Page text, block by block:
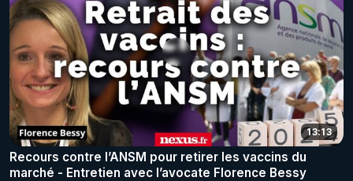
13:13
Recours contre l’ANSM pour retirer les vaccins du
marché - Entretien avec l’avocate Florence Bessy